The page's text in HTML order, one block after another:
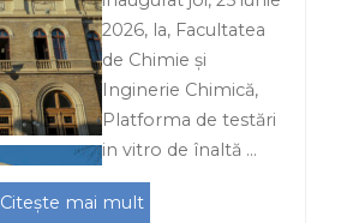
2026, la, Facultatea
de Chimie și
Inginerie Chimică,
Platforma de testări
in vitro de înaltă …
Citește mai mult